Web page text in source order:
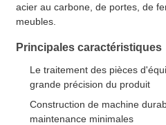
acier au carbone, de portes, de
meubles.
Principales caractéristiques
Le traitement des pièces
grande précision du produit
Construction de machine
maintenance minimales